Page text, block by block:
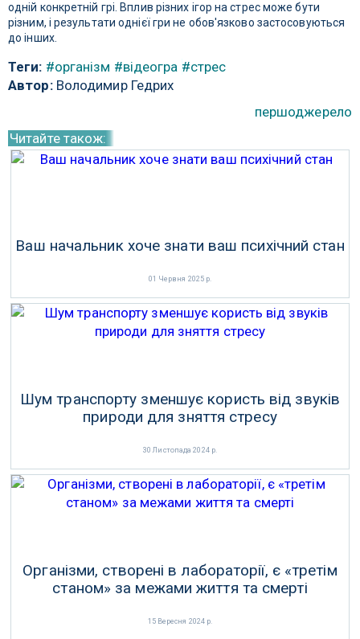
одній конкретній грі. Вплив різних ігор на стрес може бути
різним, і результати однієї гри не обов'язково застосовуються
до інших.
Теги: #організм #відеогра #стрес
Автор:Володимир Гедрих
першоджерело
Читайте також:
Ваш начальник хоче знати ваш психічний стан
01 Червня 2025 р.
Шум транспорту зменшує користь від звуків
природи для зняття стресу
30 Листопада 2024 р.
Організми, створені в лабораторії, є «третім
станом» за межами життя та смерті
15 Вересня 2024 р.